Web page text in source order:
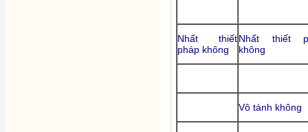
Nhất thiết
pháp không
Nhất thiết
không
Vô tánh không